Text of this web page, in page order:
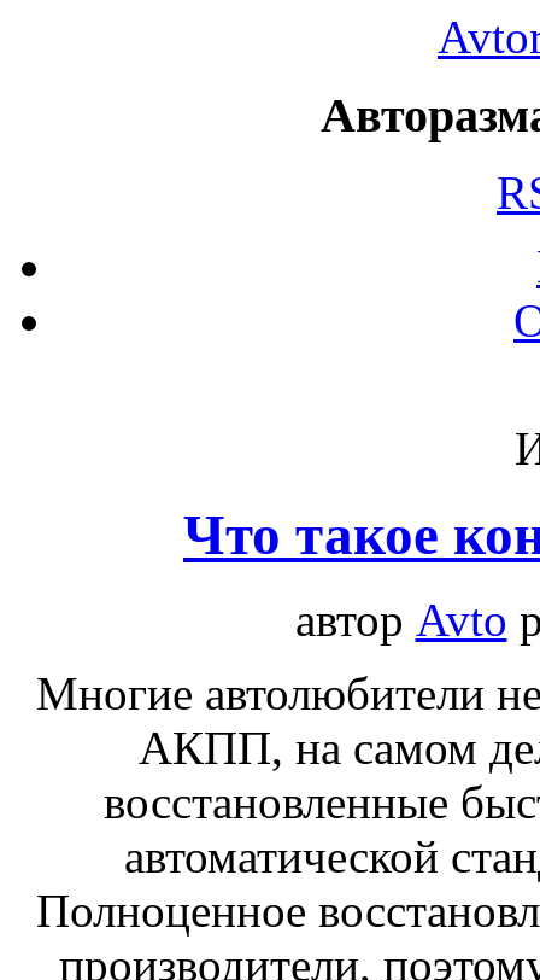
Что такое
автор Avto
Многие автолюбители
АКПП, на самом
восстановленные
автоматической
Полноценное
производители,